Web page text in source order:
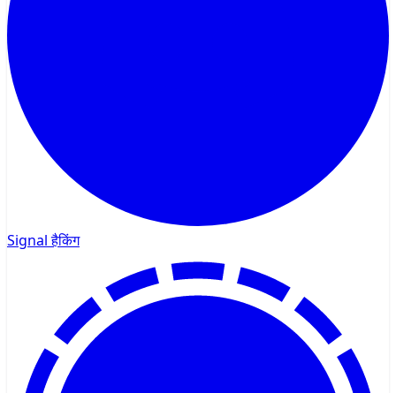
Signal हैकिंग